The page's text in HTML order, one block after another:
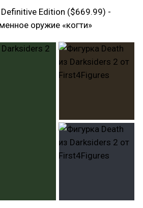
Edition ($669.99) -
оружие «когти»